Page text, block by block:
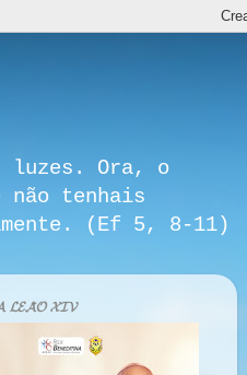
luzes. Ora, o
tenhais
(Ef 5, 8-11)
𝓛𝓔𝓐̃𝓞 𝓧𝓘𝓥